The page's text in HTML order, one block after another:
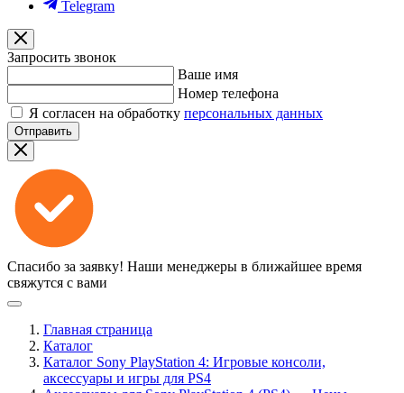
Telegram
Запросить звонок
Ваше имя
Номер телефона
Я согласен на обработку персональных данных
Отправить
Спасибо за заявку! Наши менеджеры в ближайшее время
свяжутся с вами
Главная страница
Каталог
Каталог Sony PlayStation 4: Игровые консоли,
аксессуары и игры для PS4